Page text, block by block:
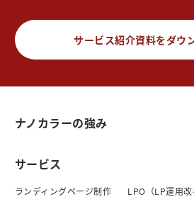
サービス紹介資料をダウ
ナノカラーの強み
サービス
ランディングページ制作 LPO（LP運用